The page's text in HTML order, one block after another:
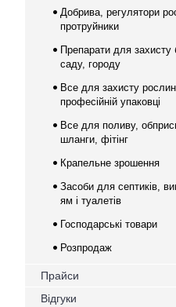
Добрива, регулятори
протруйники
Препарати для захисту
саду, городу
Все для захисту
професійній упаковці
Все для поливу,
шланги, фітінг
Крапельне зрошення
Засоби для септиків,
ям і туалетів
Господарські товари
Розпродаж
Прайси
Відгуки